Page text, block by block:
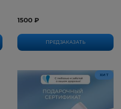
ПРЕДЗАКАЗАТЬ
1500 ₽
ХИТ